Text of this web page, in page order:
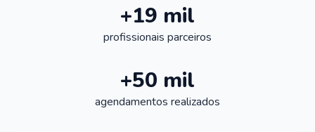
+19 mil
profissionais parceiros
+50 mil
agendamentos realizados